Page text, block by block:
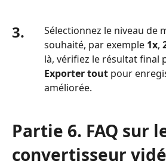
3.
Sélectionnez le niveau de
souhaité, par exemple 1x,
là, vérifiez le résultat final
Exporter tout pour
améliorée.
Partie 6. FAQ sur
convertisseur